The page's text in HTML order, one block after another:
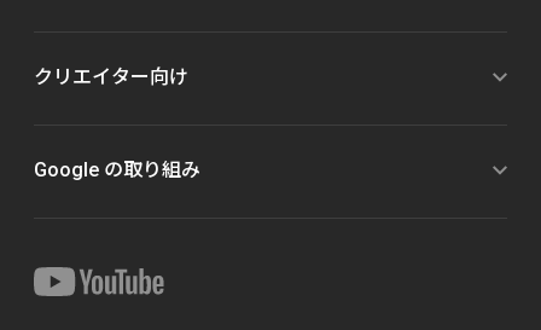
クリエイター向け
Google の取り組み